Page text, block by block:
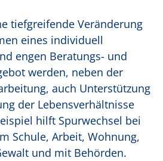
tiefgreifende Veränderung
eines individuell
engen Beratungs- und
werden, neben der
auch Unterstützung
der Lebensverhältnisse
hilft Spurwechsel bei
Schule, Arbeit, Wohnung,
und mit Behörden.